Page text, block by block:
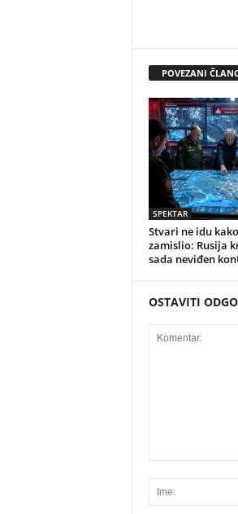
POVEZANI
SPEKTAR
Stvari ne idu
zamislio: Rusija
sada neviđen
OSTAVITI